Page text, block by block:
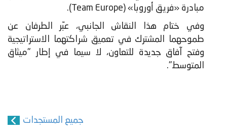
مبادرة «فريق أوروبا» (Team Europe).
وفي ختام هذا النقاش الجانبي، عبّر الطرفان عن
طموحهما المشترك في تعميق شراكتهما الاستراتيجية
وفتح آفاق جديدة للتعاون، لا سيما في إطار "ميثاق
المتوسط".
جميع المستجدات